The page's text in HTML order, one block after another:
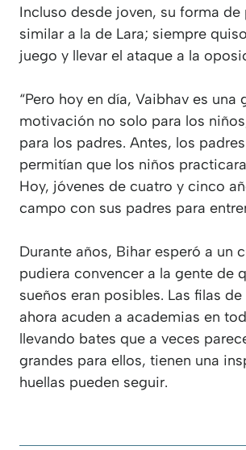
Incluso desde joven, su forma de
similar a la de Lara; siempre
juego y llevar el ataque a la
“Pero hoy en día, Vaibhav es una
motivación no solo para los
para los padres. Antes, los
permitían que los niños
Hoy, jóvenes de cuatro y cinco
campo con sus padres para
Durante años, Bihar esperó a un
pudiera convencer a la gente de
sueños eran posibles. Las filas
ahora acuden a academias en
llevando bates que a veces
grandes para ellos, tienen una
huellas pueden seguir.